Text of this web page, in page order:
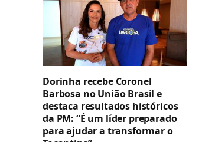
Dorinha recebe Coronel
Barbosa no União Brasil e
destaca resultados históricos
da PM: “É um líder preparado
para ajudar a transformar o